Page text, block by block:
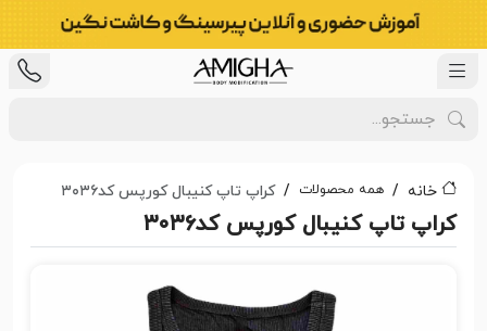
خانه همه محصولات کراپ تاپ کنیبال کورپس کد۳۰۳۶
کراپ تاپ کنیبال کورپس کد۳۰۳۶